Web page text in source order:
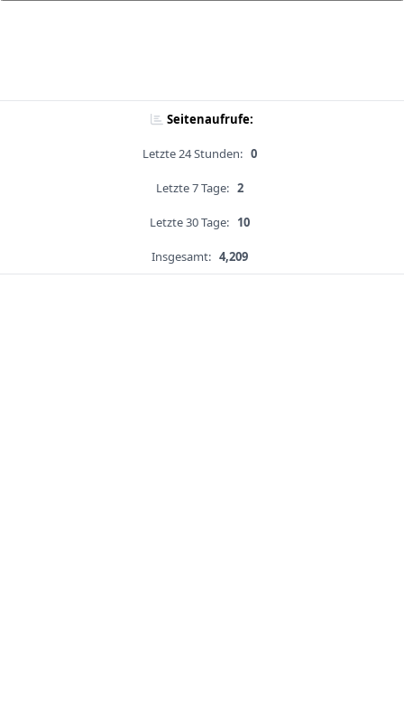
Seitenaufrufe:
Letzte 24 Stunden: 0
Letzte 7 Tage: 2
Letzte 30 Tage: 10
Insgesamt: 4,209